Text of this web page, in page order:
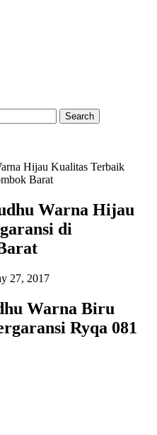
Hijau Kualitas Terbaik
Barat
Warna Hijau
di
27, 2017
Warna Biru
Ryqa 081